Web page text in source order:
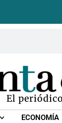
El
ECONOMÍA